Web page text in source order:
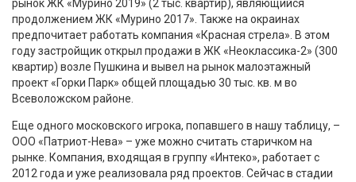
рынок ЖК «Мурино 2019» (2 тыс. квартир), являющийся
продолжением ЖК «Мурино 2017». Также на окраинах
предпочитает работать компания «Красная стрела». В этом
году застройщик открыл продажи в ЖК «Неоклассика-2» (300
квартир) возле Пушкина и вывел на рынок малоэтажный
проект «Горки Парк» общей площадью 30 тыс. кв. м во
Всеволожском районе.
Еще одного московского игрока, попавшего в нашу таблицу, –
ООО «Патриот-Нева» – уже можно считать старичком на
рынке. Компания, входящая в группу «Интеко», работает с
2012 года и уже реализовала ряд проектов. Сейчас в стадии